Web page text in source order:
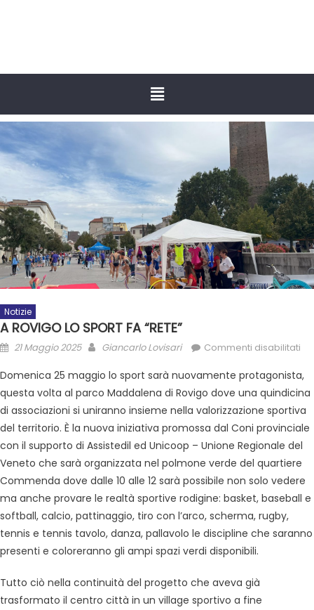
Notizie
A ROVIGO LO SPORT FA “RETE”
21 Maggio 2025 Giancarlo Lovisari Commenti disabilitati
Domenica 25 maggio lo sport sarà nuovamente protagonista,
questa volta al parco Maddalena di Rovigo dove una quindicina
di associazioni si uniranno insieme nella valorizzazione sportiva
del territorio. È la nuova iniziativa promossa dal Coni provinciale
con il supporto di Assistedil ed Unicoop – Unione Regionale del
Veneto che sarà organizzata nel polmone verde del quartiere
Commenda dove dalle 10 alle 12 sarà possibile non solo vedere
ma anche provare le realtà sportive rodigine: basket, baseball e
softball, calcio, pattinaggio, tiro con l’arco, scherma, rugby,
tennis e tennis tavolo, danza, pallavolo le discipline che saranno
presenti e coloreranno gli ampi spazi verdi disponibili.
Tutto ciò nella continuità del progetto che aveva già
trasformato il centro città in un village sportivo a fine